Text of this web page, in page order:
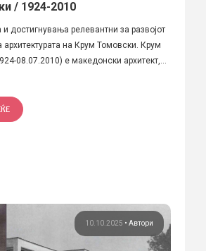
/ 1924-2010
и достигнувања релевантни за развојот
архитектурата на Крум Томовски. Крум
08.07.2010) е македонски архитект,...
10.10.2025 • Автори